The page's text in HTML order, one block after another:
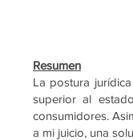
Resumen
La postura
superior al
consumidores.
a mi juicio, una